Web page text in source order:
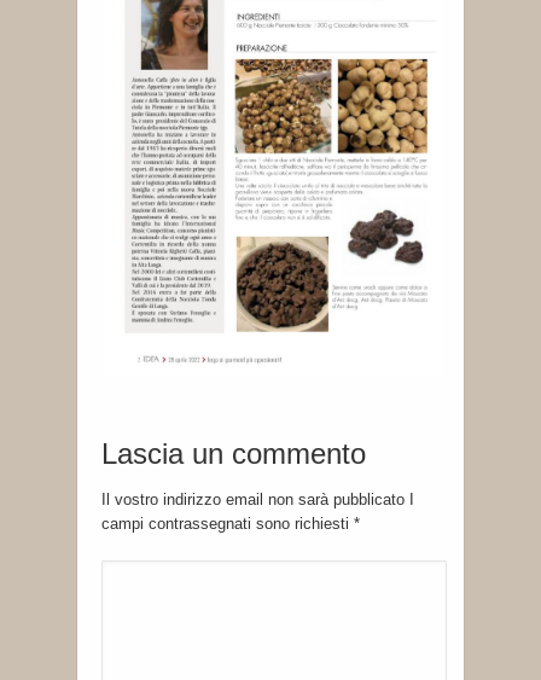
Lascia un commento
Il vostro indirizzo email non sarà pubblicato I
campi contrassegnati sono richiesti *